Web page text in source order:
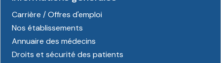
Carrière / Offres d'emploi
Nos établissements
Annuaire des médecins
Droits et sécurité des patients